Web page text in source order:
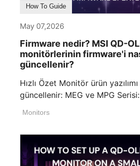
How To Guide
May 07,2026
Firmware nedir? MSI QD-
monitörlerinin firmware'i
güncellenir?
Hızlı Özet Monitör ürün yazılımı (firmware) nasıl
güncellenir: MEG ve MPG
Monitors